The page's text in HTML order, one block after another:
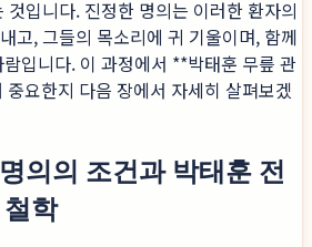
입니다. 진정한 명의는 이러한 환자의
고, 그들의 목소리에 귀 기울이며, 함께
입니다. 이 과정에서 **박태훈 무릎 관
요한지 다음 장에서 자세히 살펴보겠
의의 조건과 박태훈 전
학